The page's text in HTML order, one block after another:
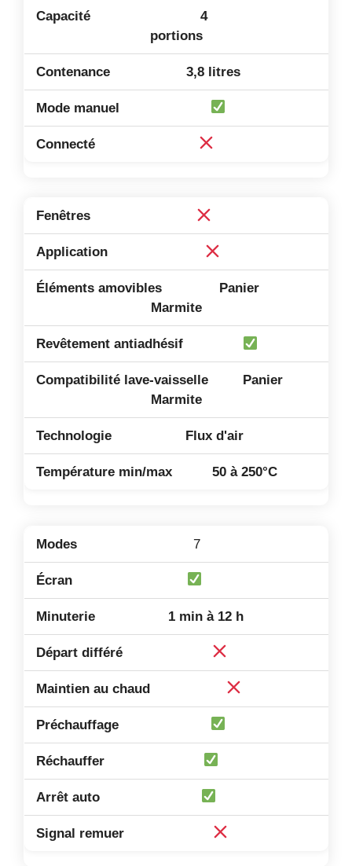
4
portions
3,8 litres
Panier
Marmite
Panier
Marmite
Flux d'air
50 à 250°C
7
1 min à 12 h